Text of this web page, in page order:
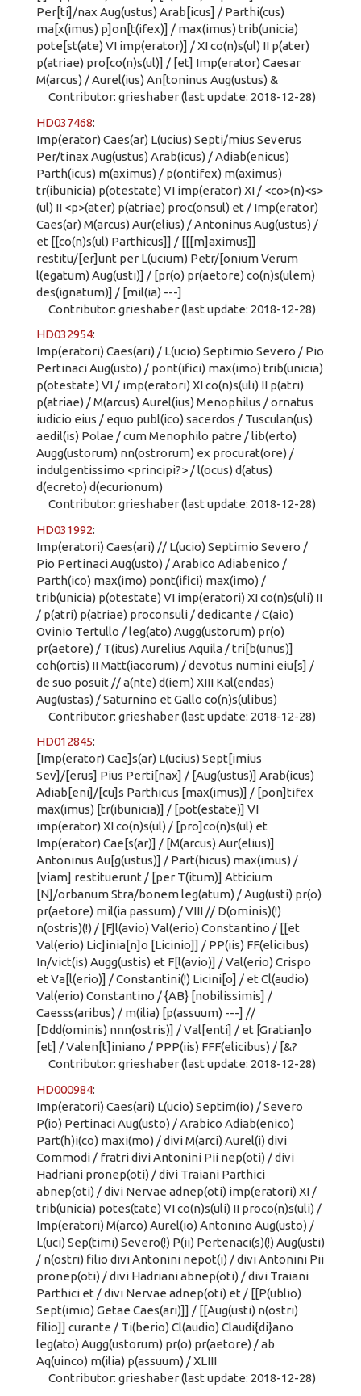
Per[ti]/nax Aug(ustus) Arab[icus] / Parthi(cus)
ma[x(imus) p]on[t(ifex)] / max(imus) trib(unicia)
pote[st(ate) VI imp(erator)] / XI co(n)s(ul) II p(ater)
p(atriae) pro[co(n)s(ul)] / [et] Imp(erator) Caesar
M(arcus) / Aurel(ius) An[toninus Aug(ustus) &
Contributor: grieshaber (last update: 2018-12-28)
HD037468:
Imp(erator) Caes(ar) L(ucius) Septi/mius Severus
Per/tinax Aug(ustus) Arab(icus) / Adiab(enicus)
Parth(icus) m(aximus) / p(ontifex) m(aximus)
tr(ibunicia) p(otestate) VI imp(erator) XI / <co>(n)<s>
(ul) II <p>(ater) p(atriae) proc(onsul) et / Imp(erator)
Caes(ar) M(arcus) Aur(elius) / Antoninus Aug(ustus) /
et [[co(n)s(ul) Parthicus]] / [[[m]aximus]]
restitu/[er]unt per L(ucium) Petr/[onium Verum
l(egatum) Aug(usti)] / [pr(o) pr(aetore) co(n)s(ulem)
des(ignatum)] / [mil(ia) ---]
Contributor: grieshaber (last update: 2018-12-28)
HD032954:
Imp(eratori) Caes(ari) / L(ucio) Septimio Severo / Pio
Pertinaci Aug(usto) / pont(ifici) max(imo) trib(unicia)
p(otestate) VI / imp(eratori) XI co(n)s(uli) II p(atri)
p(atriae) / M(arcus) Aurel(ius) Menophilus / ornatus
iudicio eius / equo publ(ico) sacerdos / Tusculan(us)
aedil(is) Polae / cum Menophilo patre / lib(erto)
Augg(ustorum) nn(ostrorum) ex procurat(ore) /
indulgentissimo <principi?> / l(ocus) d(atus)
d(ecreto) d(ecurionum)
Contributor: grieshaber (last update: 2018-12-28)
HD031992:
Imp(eratori) Caes(ari) // L(ucio) Septimio Severo /
Pio Pertinaci Aug(usto) / Arabico Adiabenico /
Parth(ico) max(imo) pont(ifici) max(imo) /
trib(unicia) p(otestate) VI imp(eratori) XI co(n)s(uli) II
/ p(atri) p(atriae) proconsuli / dedicante / C(aio)
Ovinio Tertullo / leg(ato) Augg(ustorum) pr(o)
pr(aetore) / T(itus) Aurelius Aquila / tri[b(unus)]
coh(ortis) II Matt(iacorum) / devotus numini eiu[s] /
de suo posuit // a(nte) d(iem) XIII Kal(endas)
Aug(ustas) / Saturnino et Gallo co(n)s(ulibus)
Contributor: grieshaber (last update: 2018-12-28)
HD012845:
[Imp(erator) Cae]s(ar) L(ucius) Sept[imius
Sev]/[erus] Pius Perti[nax] / [Aug(ustus)] Arab(icus)
Adiab[eni]/[cu]s Parthicus [max(imus)] / [pon]tifex
max(imus) [tr(ibunicia)] / [pot(estate)] VI
imp(erator) XI co(n)s(ul) / [pro]co(n)s(ul) et
Imp(erator) Cae[s(ar)] / [M(arcus) Aur(elius)]
Antoninus Au[g(ustus)] / Part(hicus) max(imus) /
[viam] restituerunt / [per T(itum)] Atticium
[N]/orbanum Stra/bonem leg(atum) / Aug(usti) pr(o)
pr(aetore) mil(ia passum) / VIII // D(ominis)(!)
n(ostris)(!) / [F]l(avio) Val(erio) Constantino / [[et
Val(erio) Lic]inia[n]o [Licinio]] / PP(iis) FF(elicibus)
In/vict(is) Augg(ustis) et F[l(avio)] / Val(erio) Crispo
et Va[l(erio)] / Constantini(!) Licini[o] / et Cl(audio)
Val(erio) Constantino / {AB} [nobilissimis] /
Caesss(aribus) / m(ilia) [p(assuum) ---] //
[Ddd(ominis) nnn(ostris)] / Val[enti] / et [Gratian]o
[et] / Valen[t]iniano / PPP(iis) FFF(elicibus) / [&?
Contributor: grieshaber (last update: 2018-12-28)
HD000984:
Imp(eratori) Caes(ari) L(ucio) Septim(io) / Severo
P(io) Pertinaci Aug(usto) / Arabico Adiab(enico)
Part(h)i(co) maxi(mo) / divi M(arci) Aurel(i) divi
Commodi / fratri divi Antonini Pii nep(oti) / divi
Hadriani pronep(oti) / divi Traiani Parthici
abnep(oti) / divi Nervae adnep(oti) imp(eratori) XI /
trib(unicia) potes(tate) VI co(n)s(uli) II proco(n)s(uli) /
Imp(eratori) M(arco) Aurel(io) Antonino Aug(usto) /
L(uci) Sep(timi) Severo(!) P(ii) Pertenaci(s)(!) Aug(usti)
/ n(ostri) filio divi Antonini nepot(i) / divi Antonini Pii
pronep(oti) / divi Hadriani abnep(oti) / divi Traiani
Parthici et / divi Nervae adnep(oti) et / [[P(ublio)
Sept(imio) Getae Caes(ari)]] / [[Aug(usti) n(ostri)
filio]] curante / Ti(berio) Cl(audio) Claudi{di}ano
leg(ato) Augg(ustorum) pr(o) pr(aetore) / ab
Aq(uinco) m(ilia) p(assuum) / XLIII
Contributor: grieshaber (last update: 2018-12-28)